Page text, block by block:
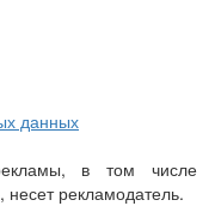
данных
в том числе
рекламодатель.